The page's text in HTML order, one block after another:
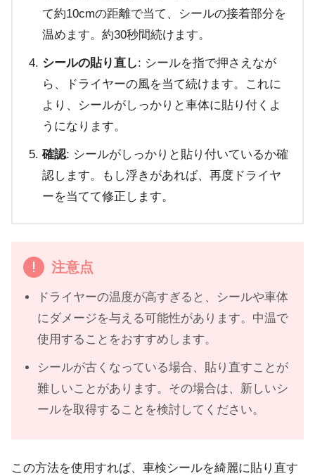
て約10cmの距離で当て、シールの接着部分を
温めます。約30秒間続けます。
シールの貼り直し: シールを指で押さえなが
ら、ドライヤーの風を当て続けます。これに
より、シールがしっかりと車体に貼り付くよ
うになります。
確認: シールがしっかりと貼り付いているか確
認します。もし浮きがあれば、再度ドライヤ
ーを当てて修正します。
注意点
ドライヤーの温度が高すぎると、シールや車体
にダメージを与える可能性があります。中温で
使用することをおすすめします。
シールが古くなっている場合、貼り直すことが
難しいことがあります。その場合は、新しいシ
ールを取得することを検討してください。
この方法を使用すれば、車検シールを綺麗に貼り直す